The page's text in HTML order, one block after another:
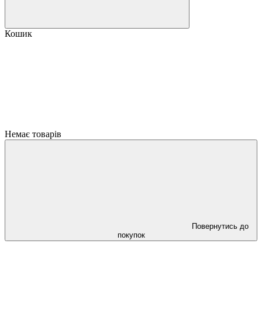
Кошик
Немає товарів
Повернутись до
покупок